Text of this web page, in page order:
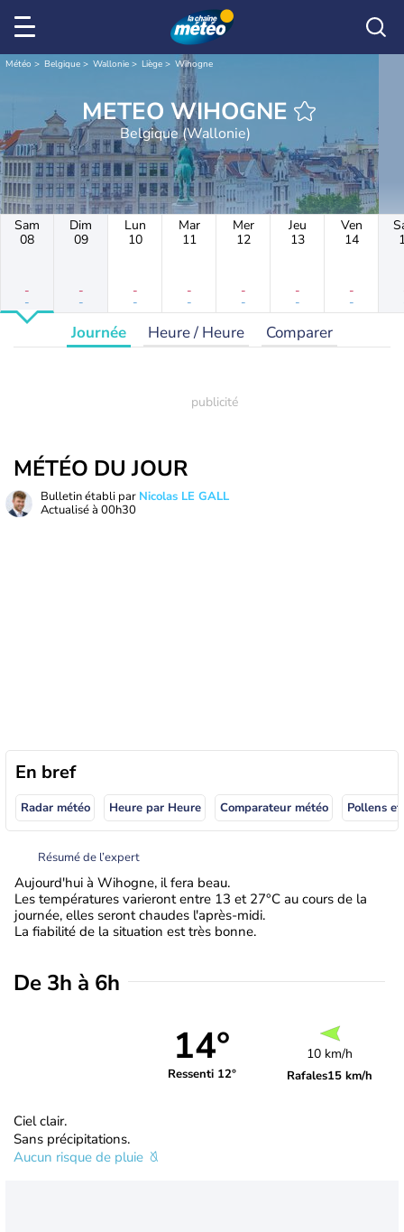
Météo Belgique Wallonie Liège Wihogne
METEO WIHOGNE
Belgique (Wallonie)
Sam
08
-
-
Dim
09
-
-
Lun
10
-
-
Mar
11
-
-
Mer
12
-
-
Jeu
13
-
-
Ven
14
-
-
Journée Heure / Heure Comparer
MÉTÉO DU JOUR
Bulletin établi par Nicolas LE GALL
Actualisé à 00h30
En bref
Radar météo Heure par Heure Comparateur météo Pollens
Résumé de l’expert
Aujourd'hui à Wihogne, il fera beau.
Les températures varieront entre 13 et 27°C au cours de la
journée, elles seront chaudes l'après-midi.
La fiabilité de la situation est très bonne.
De 3h à 6h
14°
Ressenti 12°
10 km/h
Rafales15 km/h
Ciel clair.
Sans précipitations.
Aucun risque de pluie